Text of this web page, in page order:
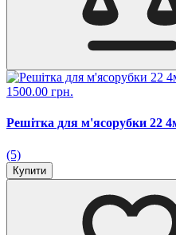
1500.00 грн.
Решітка для м'ясорубки 22
(5)
Купити